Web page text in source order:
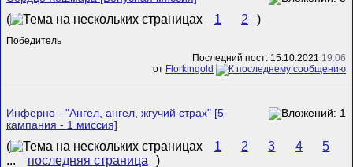
( 1 2 )
Победитель
Последний пост: 15.10.2021 19:06
от Florkingold
Инферно - "Ангел, ангел, жгучий страх" [5
кампания - 1 миссия]
( 1 2 3 4
5
...
последняя страница )